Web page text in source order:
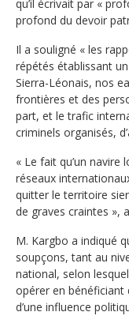
qu’il écrivait par «
profond du devoir
Il a souligné « les
répétés établissant
Sierra-Léonais, nos
frontières et des
part, et le trafic
criminels organisés,
« Le fait qu’un
réseaux
quitter le territoire
de graves craintes »,
M. Kargbo a indiqué
soupçons, tant au
national, selon
opérer en bénéficiant
d’une influence